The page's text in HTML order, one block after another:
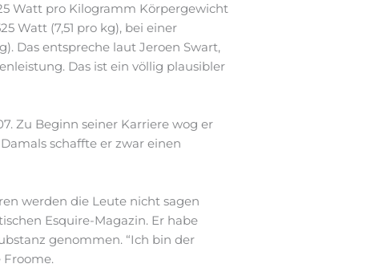
Watt pro Kilogramm Körpergewicht
Watt (7,51 pro kg), bei einer
Das entspreche laut Jeroen Swart,
Das ist ein völlig plausibler
Zu Beginn seiner Karriere wog er
schaffte er zwar einen
werden die Leute nicht sagen
Esquire-Magazin. Er habe
genommen. “Ich bin der